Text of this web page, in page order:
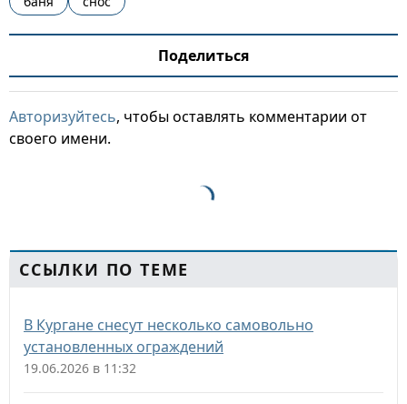
Поделиться
Авторизуйтесь, чтобы оставлять комментарии от
своего имени.
ССЫЛКИ ПО ТЕМЕ
В Кургане снесут несколько самовольно
установленных ограждений
19.06.2026 в 11:32